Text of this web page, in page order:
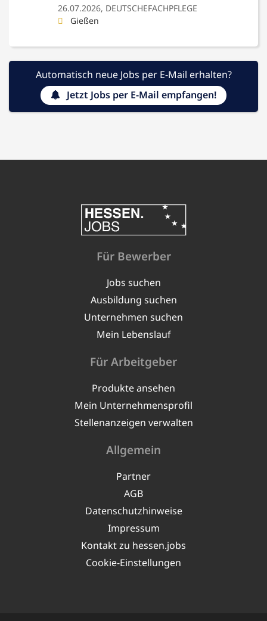
26.07.2026, DEUTSCHEFACHPFLEGE
Gießen
Automatisch neue Jobs per E-Mail erhalten?
Jetzt Jobs per E-Mail empfangen!
Für Bewerber
Jobs suchen
Ausbildung suchen
Unternehmen suchen
Mein Lebenslauf
Für Arbeitgeber
Produkte ansehen
Mein Unternehmensprofil
Stellenanzeigen verwalten
Allgemein
Partner
AGB
Datenschutzhinweise
Impressum
Kontakt zu hessen.jobs
Cookie-Einstellungen